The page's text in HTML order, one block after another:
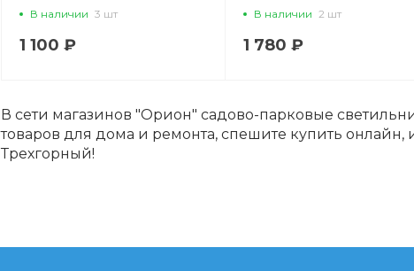
Пластик Черный IP65
В наличии 3 шт
1 100 ₽
1x60W E27 170x100x130
URBAN A2801AL-1BK
В наличии 2 шт
1 780 ₽
В сети магазинов "Орион" садово-парковые
товаров для дома и ремонта, спешите купить онлайн,
Трехгорный!